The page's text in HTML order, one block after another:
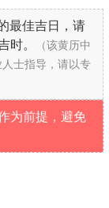
最佳吉日，请
时。
（该黄历中
士指导，请以专
为前提，避免